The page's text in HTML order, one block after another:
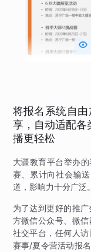

将报名系统自
享，自动适配
播更轻松
大疆教育平台举办
赛、累计向社会输
道，影响力十分广泛。
为了达到更好的推
方微信公众号、微
社交平台，任何人
赛事/夏令营活动报